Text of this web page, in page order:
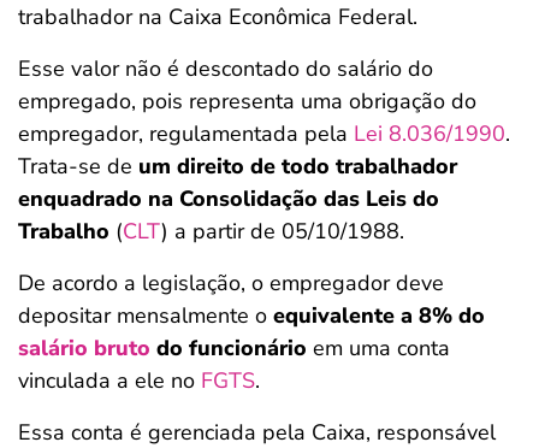
trabalhador na Caixa Econômica Federal.
Esse valor não é descontado do salário do
empregado, pois representa uma obrigação do
empregador, regulamentada pela Lei 8.036/1990.
Trata-se de um direito de todo trabalhador
enquadrado na Consolidação das Leis do
Trabalho (CLT) a partir de 05/10/1988.
De acordo a legislação, o empregador deve
depositar mensalmente o equivalente a 8% do
salário bruto do funcionário em uma conta
vinculada a ele no FGTS.
Essa conta é gerenciada pela Caixa, responsável